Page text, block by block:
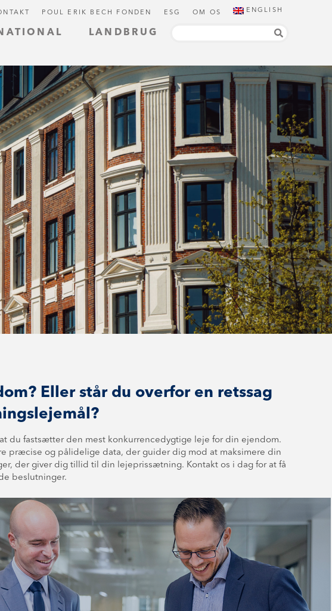
LANDBRUG
POUL ERIK BECH FONDEN ESG OM OS ENGLISH
Eller står du overfor en retssag
du fastsætter den mest kon­kur­ren­ce­dyg­ti­ge leje for din ejendom.
præcise og pålidelige data, der guider dig mod at maksimere din
der giver dig tillid til din le­je­pris­sæt­ning. Kontakt os i dag for at få
beslutninger.